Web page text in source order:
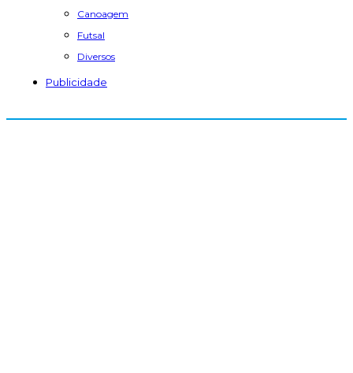
Canoagem
Futsal
Diversos
Publicidade